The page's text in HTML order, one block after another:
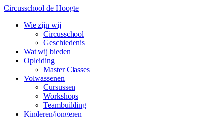
Circusschool de Hoogte
Wie zijn wij
Circusschool
Geschiedenis
Wat wij bieden
Opleiding
Master Classes
Volwassenen
Cursussen
Workshops
Teambuilding
Kinderen/jongeren